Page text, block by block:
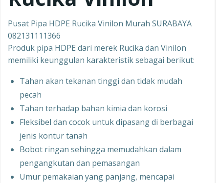
Pusat Pipa HDPE Rucika Vinilon Murah SURABAYA
082131111366
Produk pipa HDPE dari merek Rucika dan Vinilon
memiliki keunggulan karakteristik sebagai berikut:
Tahan akan tekanan tinggi dan tidak mudah
pecah
Tahan terhadap bahan kimia dan korosi
Fleksibel dan cocok untuk dipasang di berbagai
jenis kontur tanah
Bobot ringan sehingga memudahkan dalam
pengangkutan dan pemasangan
Umur pemakaian yang panjang, mencapai